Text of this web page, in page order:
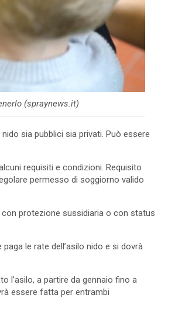
(spraynews.it)
sia pubblici sia privati. Può essere
requisiti e condizioni. Requisito
permesso di soggiorno valido
protezione sussidiaria o con status
le rate dell’asilo nido e si dovrà
l’asilo, a partire da gennaio fino a
essere fatta per entrambi